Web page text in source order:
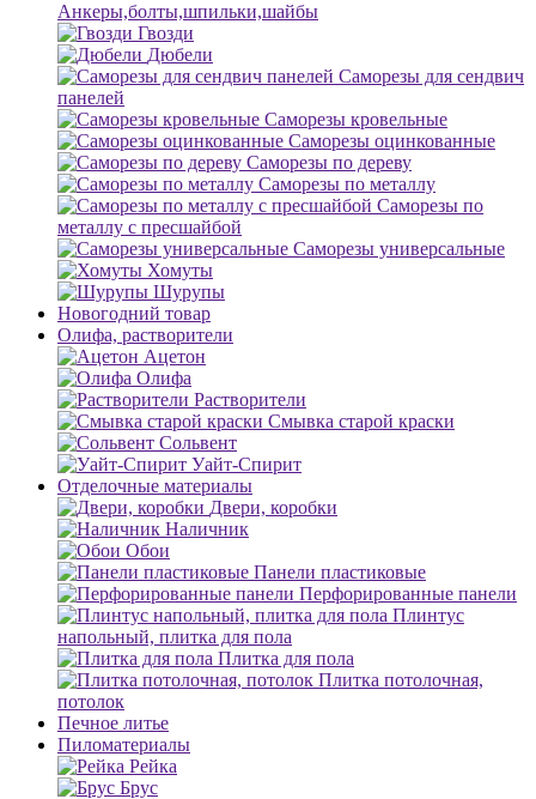
Анкеры,болты,шпильки,шайбы
Гвозди
Дюбели
Саморезы для сендвич
панелей
Саморезы кровельные
Саморезы оцинкованные
Саморезы по дереву
Саморезы по металлу
Саморезы по
металлу с пресшайбой
Саморезы универсальные
Хомуты
Шурупы
Новогодний товар
Олифа, растворители
Ацетон
Олифа
Растворители
Смывка старой краски
Сольвент
Уайт-Спирит
Отделочные материалы
Двери, коробки
Наличник
Обои
Панели пластиковые
Перфорированные панели
Плинтус
напольный, плитка для пола
Плитка для пола
Плитка потолочная,
потолок
Печное литье
Пиломатериалы
Рейка
Брус